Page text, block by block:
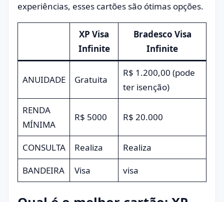
experiências, esses cartões são ótimas opções.
XP Visa
Infinite
Bradesco Visa
Infinite
ANUIDADE Gratuita
R$ 1.200,00 (pode
ter isenção)
RENDA
MÍNIMA
R$ 5000 R$ 20.000
CONSULTA Realiza
Realiza
BANDEIRA
Visa visa